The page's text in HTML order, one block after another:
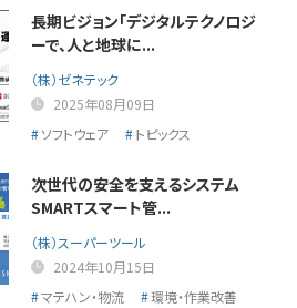
長期ビジョン「デジタルテクノロジ
ーで、人と地球に...
（株）ゼネテック
2025年08月09日
ソフトウェア
トピックス
次世代の安全を支えるシステム
SMARTスマート管...
（株）スーパーツール
2024年10月15日
マテハン・物流
環境・作業改善